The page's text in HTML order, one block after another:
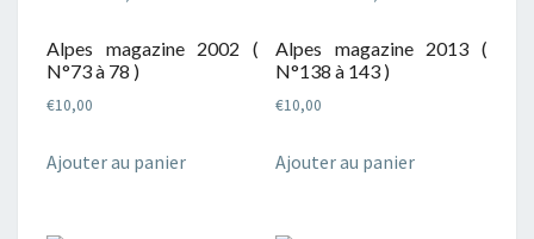
Alpes magazine 2002 (
N°73 à 78 )
€10,00
Ajouter au panier
Alpes magazine 2013 (
N°138 à 143 )
€10,00
Ajouter au panier